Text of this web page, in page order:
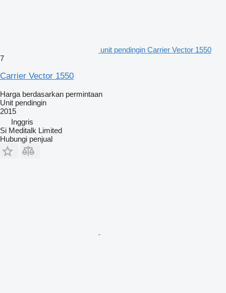
unit pendingin Carrier Vector 1550
7
Carrier Vector 1550
Harga berdasarkan permintaan
Unit pendingin
2015
Inggris
Si Meditalk Limited
Hubungi penjual